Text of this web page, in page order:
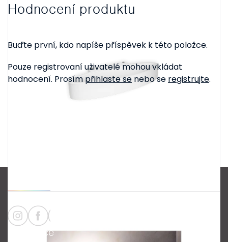
Hodnocení produktu
Buďte první, kdo napíše příspěvek k této položce.
Pouze registrovaní uživatelé mohou vkládat
hodnocení. Prosím přihlaste se nebo se registrujte.
Informace